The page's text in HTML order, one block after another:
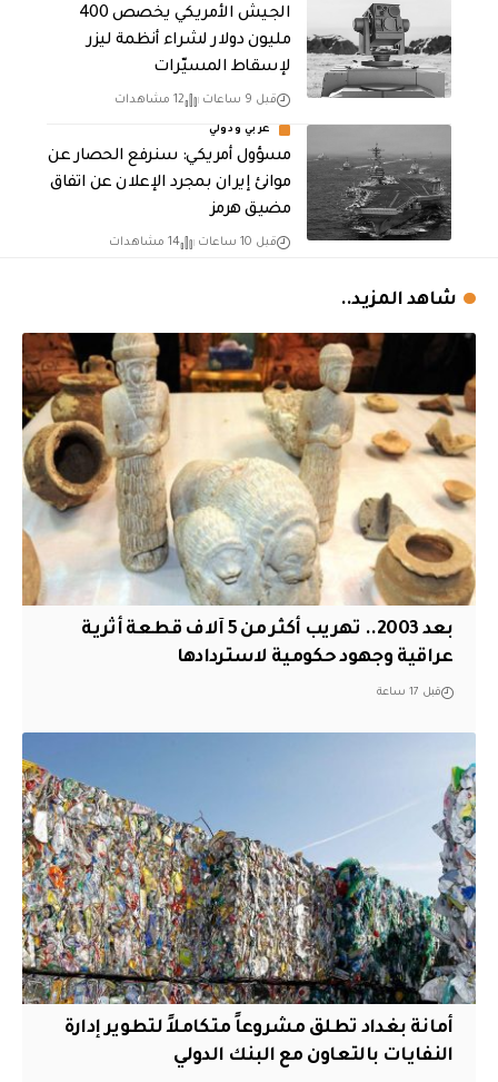
الجيش الأمريكي يخصص 400
مليون دولار لشراء أنظمة ليزر
لإسقاط المسيّرات
قبل 9 ساعات 12 مشاهدات
عربي ودولي
مسؤول أمريكي: سنرفع الحصار عن
موانئ إيران بمجرد الإعلان عن اتفاق
مضيق هرمز
قبل 10 ساعات 14 مشاهدات
شاهد المزيد..
بعد 2003.. تهريب أكثر من 5 آلاف قطعة أثرية
عراقية وجهود حكومية لاستردادها
قبل 17 ساعة
أمانة بغداد تطلق مشروعاً متكاملاً لتطوير إدارة
النفايات بالتعاون مع البنك الدولي